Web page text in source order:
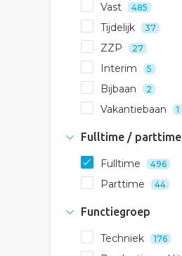
Vast 485
Tijdelijk 37
ZZP 27
Interim 5
Bijbaan 2
Vakantiebaan 1
Fulltime / parttime
Fulltime 496
Parttime 44
Functiegroep
Techniek 176